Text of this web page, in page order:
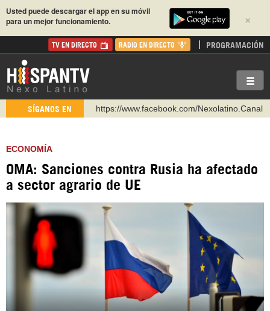
×
Usted puede descargar el app en su móvil
para un mejor funcionamiento.
TV EN DIRECTO RADIO EN DIRECTO PROGRAMACIÓN
SÍGANOS EN
https://www.facebook.com/Nexolatino.Canal
https://t.me/hispantvcanal
https://urmedium.com/c/hispantv
Instagram como: hispan_tv
ECONOMÍA
OMA: Sanciones contra Rusia ha afectado
a sector agrario de UE